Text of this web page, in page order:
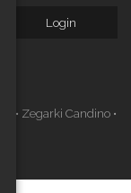
• Zegarki Candino •